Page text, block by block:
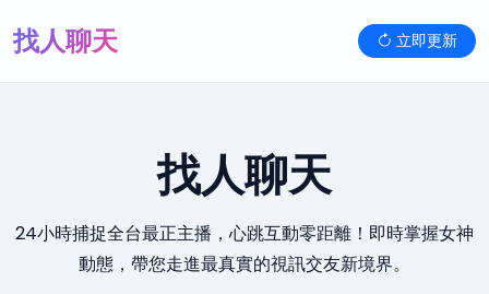
找人聊天 立即更新
找人聊天
24小時捕捉全台最正主播，心跳互動零距離！即時掌握女神
動態，帶您走進最真實的視訊交友新境界。